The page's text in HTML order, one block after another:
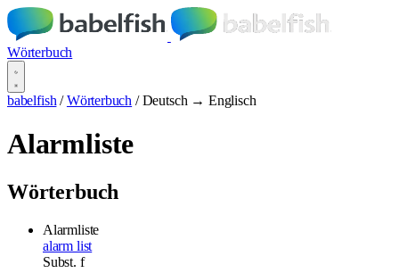
Wörterbuch
babelfish / Wörterbuch / Deutsch → Englisch
Alarmliste
Wörterbuch
Alarmliste
alarm list
Subst. f